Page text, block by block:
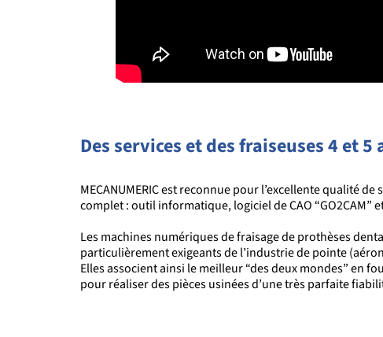
Des services et des fraiseuses 4 et
MECANUMERIC est reconnue pour l’excellente qualité
complet : outil informatique, logiciel de CAO “GO2CAM”
Les machines numériques de fraisage de prothèses
particulièrement exigeants de l’industrie de pointe
Elles associent ainsi le meilleur “des deux mondes” en
pour réaliser des pièces usinées d’une très parfaite